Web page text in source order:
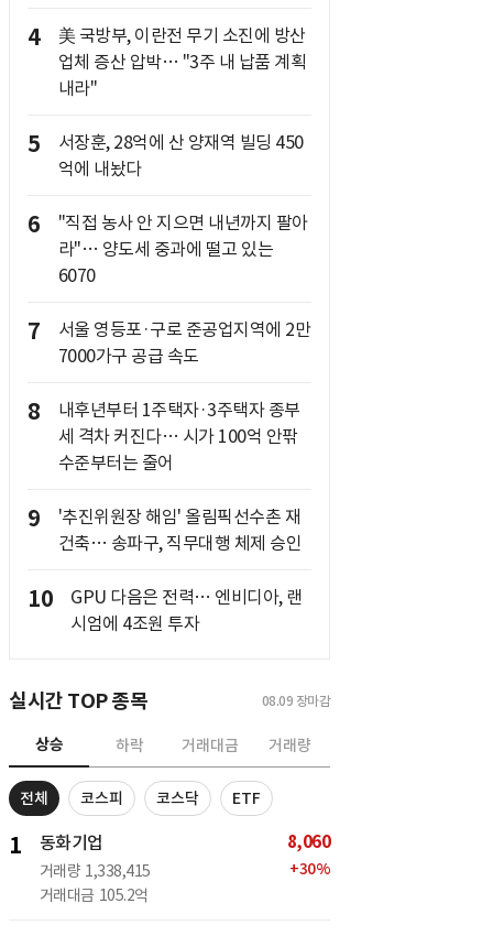
4
美 국방부, 이란전 무기 소진에 방산
업체 증산 압박… "3주 내 납품 계획
내라"
5
서장훈, 28억에 산 양재역 빌딩 450
억에 내놨다
6
"직접 농사 안 지으면 내년까지 팔아
라"… 양도세 중과에 떨고 있는
6070
7
서울 영등포·구로 준공업지역에 2만
7000가구 공급 속도
8
내후년부터 1주택자·3주택자 종부
세 격차 커진다… 시가 100억 안팎
수준부터는 줄어
9
'추진위원장 해임' 올림픽선수촌 재
건축… 송파구, 직무대행 체제 승인
10
GPU 다음은 전력… 엔비디아, 랜
시엄에 4조원 투자
실시간 TOP 종목 08.09 장마감
상승 하락 거래대금 거래량
전체 코스피 코스닥 ETF
1 동화기업
거래량 1,338,415
거래대금 105.2억
8,060
+30%